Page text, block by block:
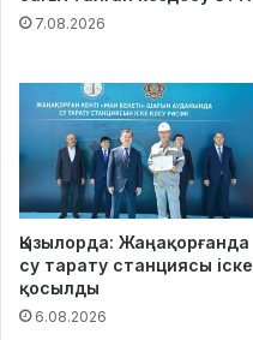
7.08.2026
Қызылорда: Жаңақорғанда
су тарату станциясы іске
қосылды
6.08.2026